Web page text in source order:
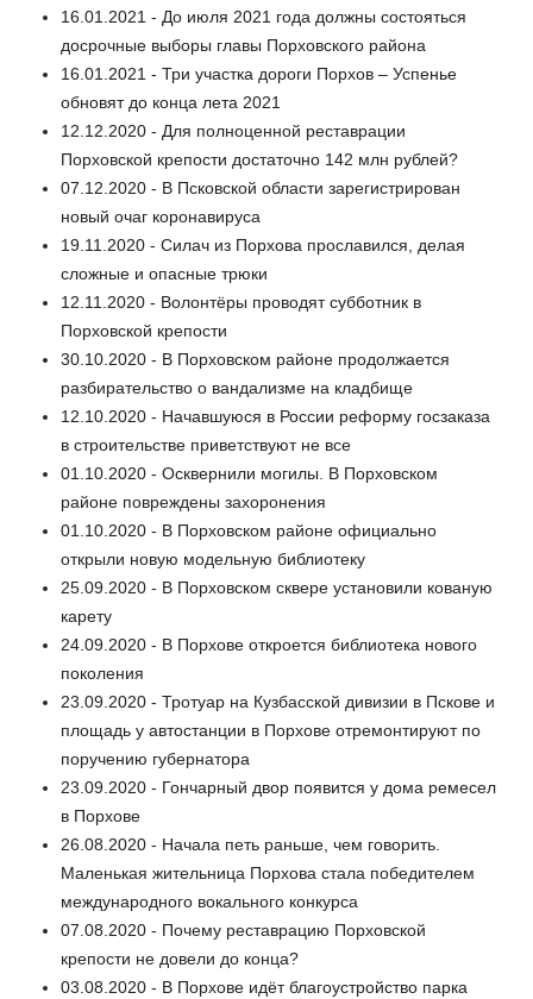
16.01.2021 - До июля 2021 года должны состояться
досрочные выборы главы Порховского района
16.01.2021 - Три участка дороги Порхов – Успенье
обновят до конца лета 2021
12.12.2020 - Для полноценной реставрации
Порховской крепости достаточно 142 млн рублей?
07.12.2020 - В Псковской области зарегистрирован
новый очаг коронавируса
19.11.2020 - Силач из Порхова прославился, делая
сложные и опасные трюки
12.11.2020 - Волонтёры проводят субботник в
Порховской крепости
30.10.2020 - В Порховском районе продолжается
разбирательство о вандализме на кладбище
12.10.2020 - Начавшуюся в России реформу госзаказа
в строительстве приветствуют не все
01.10.2020 - Осквернили могилы. В Порховском
районе повреждены захоронения
01.10.2020 - В Порховском районе официально
открыли новую модельную библиотеку
25.09.2020 - В Порховском сквере установили кованую
карету
24.09.2020 - В Порхове откроется библиотека нового
поколения
23.09.2020 - Тротуар на Кузбасской дивизии в Пскове и
площадь у автостанции в Порхове отремонтируют по
поручению губернатора
23.09.2020 - Гончарный двор появится у дома ремесел
в Порхове
26.08.2020 - Начала петь раньше, чем говорить.
Маленькая жительница Порхова стала победителем
международного вокального конкурса
07.08.2020 - Почему реставрацию Порховской
крепости не довели до конца?
03.08.2020 - В Порхове идёт благоустройство парка